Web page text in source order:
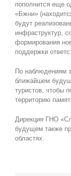
пополнится еще
«Бжни»
будут
инфраструктур,
формирования
поддержки
По наблюдениям
ближайшем
туристов, чтобы
территорию
Дирекция ГНО
будущем также
областях.